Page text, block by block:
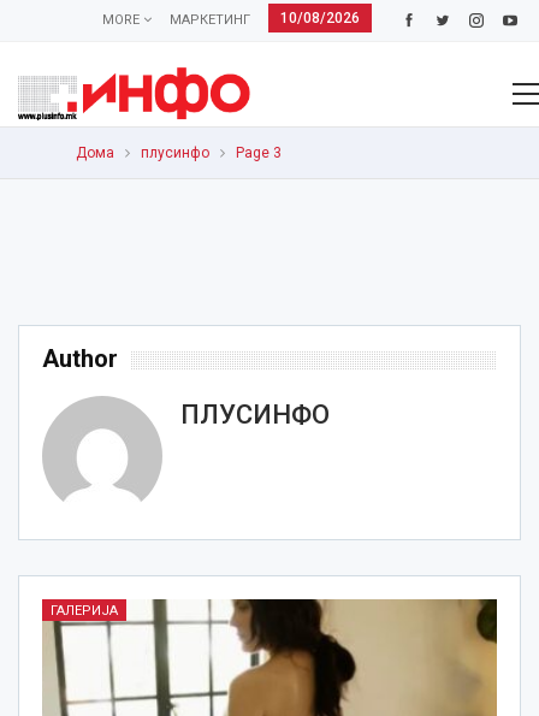
10/08/2026
МАРКЕТИНГ
MORE
Дома плусинфо Page 3
Author
ПЛУСИНФО
ГАЛЕРИЈА